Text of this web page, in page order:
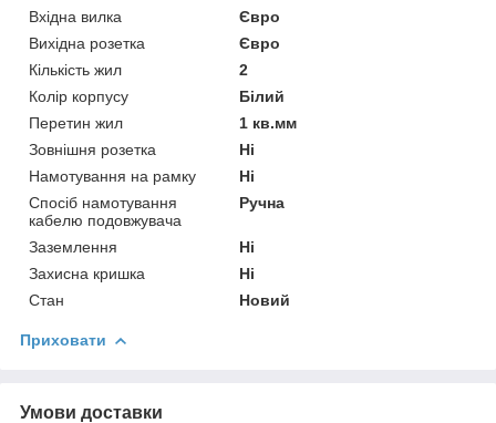
Вхідна вилка
Євро
Вихідна розетка
Євро
Кількість жил
2
Колір корпусу
Білий
Перетин жил
1 кв.мм
Зовнішня розетка
Ні
Намотування на рамку
Ні
Спосіб намотування
кабелю подовжувача
Ручна
Заземлення
Ні
Захисна кришка
Ні
Стан
Новий
Приховати
Умови доставки